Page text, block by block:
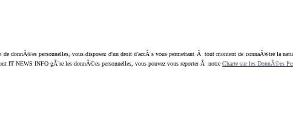
personnelles, vous disposez d'un droit d'accÃ¨s vous permettant Ã tout moment de connaÃ®tre la
IT NEWS INFO gÃ¨re les donnÃ©es personnelles, vous pouvez vous reporter Ã notre Charte sur les DonnÃ©es